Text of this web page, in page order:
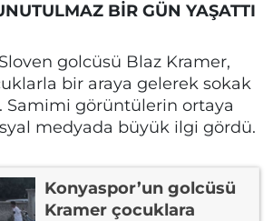
BİR GÜN YAŞATTI
golcüsü Blaz Kramer,
bir araya gelerek sokak
Samimi görüntülerin ortaya
medyada büyük ilgi gördü.
Konyaspor’un golcüsü
Kramer çocuklara